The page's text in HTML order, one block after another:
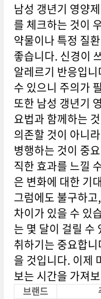
남성 갱년기 영양
를 체크하는 것이
약물이나 특정 질
좋습니다. 신경이
알레르기 반응입
수 있으니 주의가
또한 남성 갱년기
요법과 함께하는
의존할 것이 아니
병행하는 것이 중
직한 효과를 느낄
은 변화에 대한 기
그럼에도 불구하
차이가 있을 수 있
는 몇 달이 걸릴 수
취하기는 중요합
을 것입니다. 이제
보는 시간을 가져
브랜드